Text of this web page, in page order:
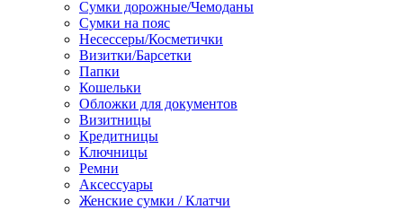
Сумки дорожные/Чемоданы
Сумки на пояс
Несессеры/Косметички
Визитки/Барсетки
Папки
Кошельки
Обложки для документов
Визитницы
Кредитницы
Ключницы
Ремни
Аксессуары
Женские сумки / Клатчи